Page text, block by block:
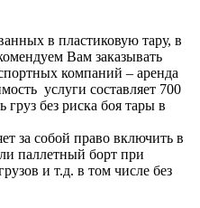
в пластиковую тару, в
Вам заказывать
компаний – аренда
услуги составляет 700
без риска боя тары в
за собой право включить в
паллетный борт при
и т.д. в том числе без